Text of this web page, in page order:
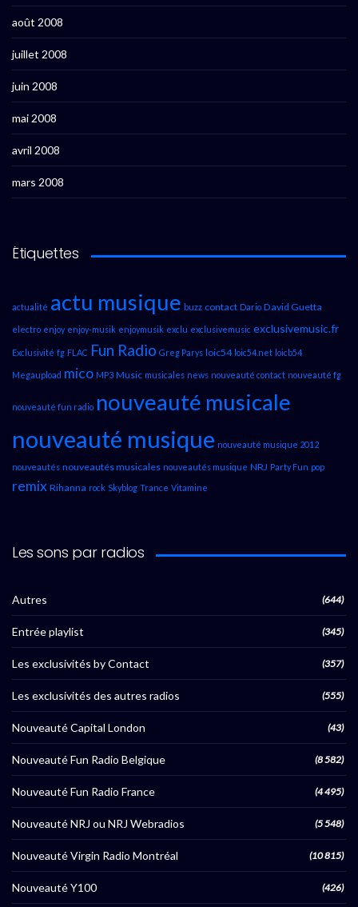
août 2008
juillet 2008
juin 2008
mai 2008
avril 2008
mars 2008
Étiquettes
actualité actu musique buzz contact Dario David Guetta
electro enjoy enjoy-musik enjoymusik exclu exclusivemusic exclusivemusic.fr
Exclusivité fg FLAC Fun Radio Greg Parys loic54 loic54.net loicb54
Megaupload mico MP3 Music musicales news nouveauté contact nouveauté fg
nouveauté fun radio nouveauté musicale
nouveauté musique nouveauté musique 2012
nouveautés nouveautés musicales nouveautés musique NRJ Party Fun pop
remix Rihanna rock Skyblog Trance Vitamine
Les sons par radios
Autres (644)
Entrée playlist (345)
Les exclusivités by Contact (357)
Les exclusivités des autres radios (555)
Nouveauté Capital London (43)
Nouveauté Fun Radio Belgique (8 582)
Nouveauté Fun Radio France (4 495)
Nouveauté NRJ ou NRJ Webradios (5 548)
Nouveauté Virgin Radio Montréal (10 815)
Nouveauté Y100 (426)